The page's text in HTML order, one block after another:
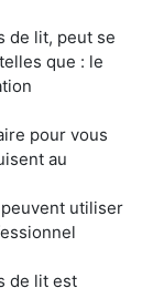
de lit, peut se
que : le
pour vous
au
utiliser
de lit est